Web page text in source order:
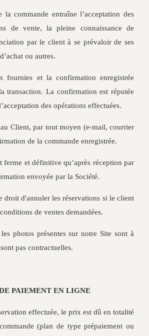
commande entraîne l’acceptation des
de vente, la pleine connaissance de
par le client à se prévaloir de ses
ou autres.
fournies et la confirmation enregistrée
transaction. La confirmation est réputée
des opérations effectuées.
Client, par tout moyen (e-mail, courrier
de la commande enregistrée.
ferme et définitive qu’après réception par
envoyée par la Société.
droit d'annuler les réservations si le client
de ventes demandées.
photos présentes sur notre Site sont à
pas contractuelles.
PAIEMENT EN LIGNE
effectuée, le prix est dû en totalité
(plan de type prépaiement ou